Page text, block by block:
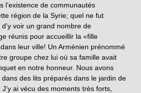
l’existence de communautés
région de la Syrie; quel ne fut
voir un grand nombre de
réunis pour accueillir la «fille
leur ville! Un Arménien prénommé
groupe chez lui où sa famille avait
en notre honneur. Nous avons
des lits préparés dans le jardin de
ai vécu des moments très forts,